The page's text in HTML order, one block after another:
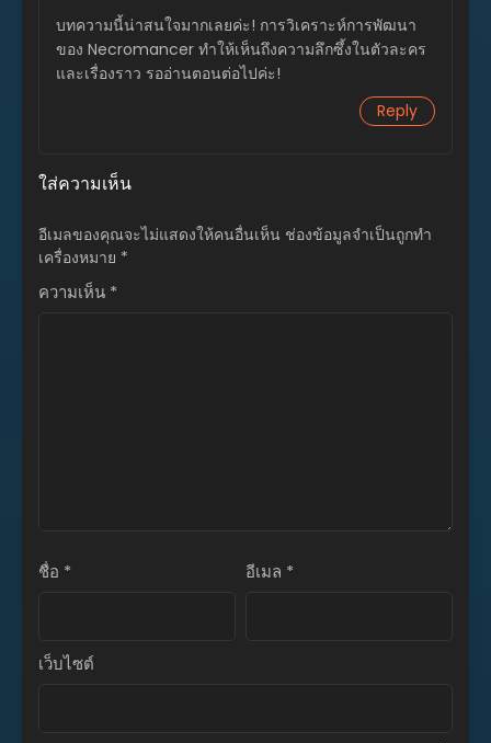
ตอนที่ 86
กรกฎาคม 30, 2025
ตอนที่ 84
ตอนที่ 83
ตอนที่ 77
ธันวาคม 3, 2024
บทความนี้น่าสนใจมากเลยค่ะ! การวิเคราะห์การพัฒนา
ของ Necromancer ทำให้เห็นถึงความลึกซึ้งในตัวละคร
และเรื่องราว รออ่านตอนต่อไปค่ะ!
Reply
ใส่ความเห็น
อีเมลของคุณจะไม่แสดงให้คนอื่นเห็น ช่องข้อมูลจำเป็นถูกทำ
เครื่องหมาย *
ความเห็น *
ชื่อ * อีเมล *
เว็บไซต์